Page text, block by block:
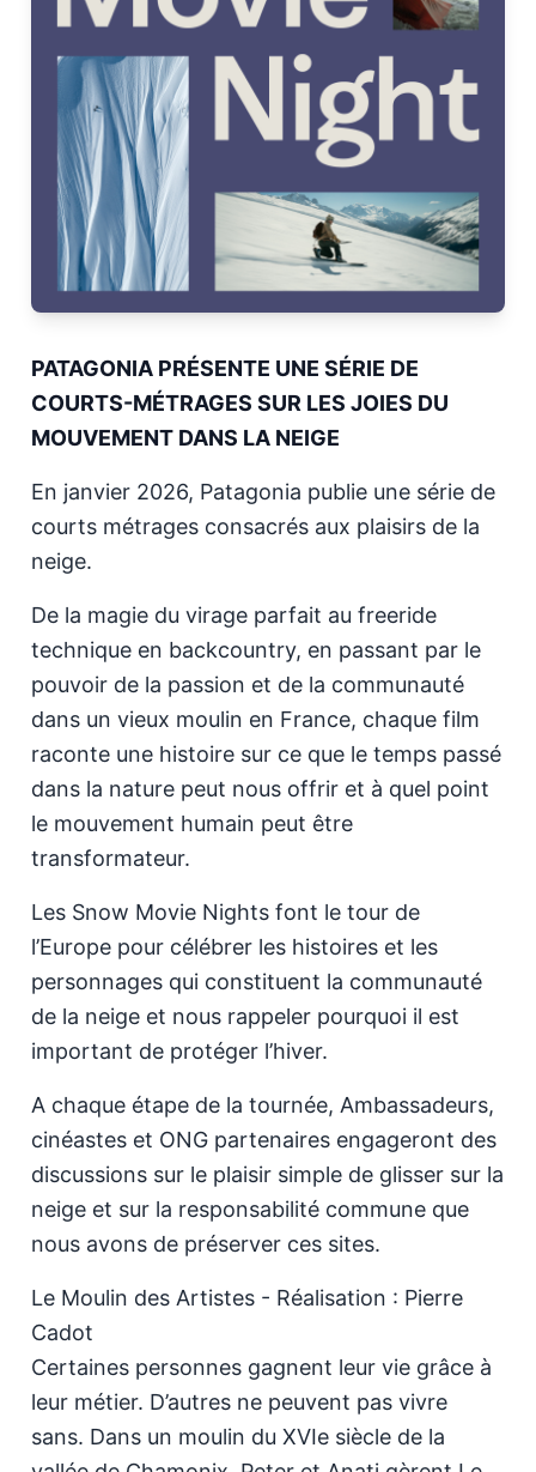
PATAGONIA PRÉSENTE UNE SÉRIE DE
COURTS-MÉTRAGES SUR LES JOIES DU
MOUVEMENT DANS LA NEIGE
En janvier 2026, Patagonia publie une série de
courts métrages consacrés aux plaisirs de la
neige.
De la magie du virage parfait au freeride
technique en backcountry, en passant par le
pouvoir de la passion et de la communauté
dans un vieux moulin en France, chaque film
raconte une histoire sur ce que le temps passé
dans la nature peut nous offrir et à quel point
le mouvement humain peut être
transformateur.
Les Snow Movie Nights font le tour de
l’Europe pour célébrer les histoires et les
personnages qui constituent la communauté
de la neige et nous rappeler pourquoi il est
important de protéger l’hiver.
A chaque étape de la tournée, Ambassadeurs,
cinéastes et ONG partenaires engageront des
discussions sur le plaisir simple de glisser sur la
neige et sur la responsabilité commune que
nous avons de préserver ces sites.
Le Moulin des Artistes - Réalisation : Pierre
Cadot
Certaines personnes gagnent leur vie grâce à
leur métier. D’autres ne peuvent pas vivre
sans. Dans un moulin du XVIe siècle de la